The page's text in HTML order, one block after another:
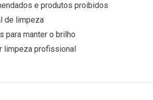
e produtos proibidos
de limpeza
para manter o brilho
limpeza profissional